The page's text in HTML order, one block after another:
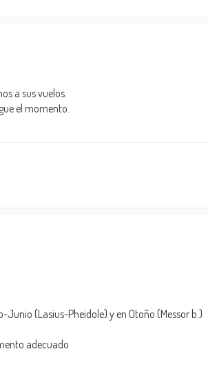
a sus vuelos.
el momento.
Junio (Lasius-Pheidole) y en Otoño (Messor b.)
adecuado